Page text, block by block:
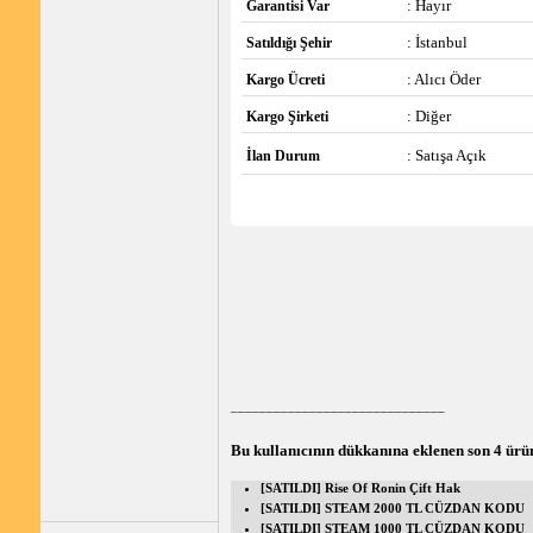
Garantisi Var : Hayır
Satıldığı Şehir : İstanbul
Kargo Ücreti : Alıcı Öder
Kargo Şirketi : Diğer
İlan Durum : Satışa Açık
Bu kullanıcının dükkanına eklenen son 4
[SATILDI] Rise Of Ronin Çift Hak
[SATILDI] STEAM 2000 TL CÜZDAN KODU
[SATILDI] STEAM 1000 TL CÜZDAN KODU